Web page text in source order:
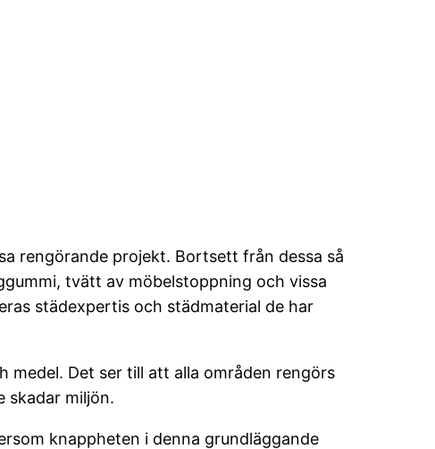
rengörande projekt. Bortsett från dessa så
tvätt av möbelstoppning och vissa
städexpertis och städmaterial de har
medel. Det ser till att alla områden rengörs
skadar miljön.
knappheten i denna grundläggande